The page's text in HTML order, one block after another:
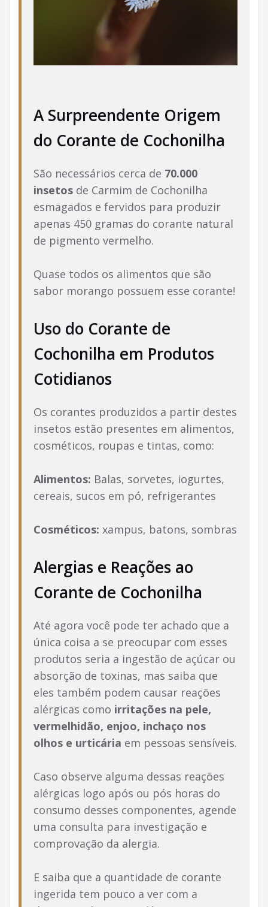
A Surpreendente Origem
do Corante de Cochonilha
São necessários cerca de 70.000
insetos de Carmim de Cochonilha
esmagados e fervidos para produzir
apenas 450 gramas do corante natural
de pigmento vermelho.
Quase todos os alimentos que são
sabor morango possuem esse corante!
Uso do Corante de
Cochonilha em Produtos
Cotidianos
Os corantes produzidos a partir destes
insetos estão presentes em alimentos,
cosméticos, roupas e tintas, como:
Alimentos: Balas, sorvetes, iogurtes,
cereais, sucos em pó, refrigerantes
Cosméticos: xampus, batons, sombras
Alergias e Reações ao
Corante de Cochonilha
Até agora você pode ter achado que a
única coisa a se preocupar com esses
produtos seria a ingestão de açúcar ou
absorção de toxinas, mas saiba que
eles também podem causar reações
alérgicas como irritações na pele,
vermelhidão, enjoo, inchaço nos
olhos e urticária em pessoas sensíveis.
Caso observe alguma dessas reações
alérgicas logo após ou pós horas do
consumo desses componentes, agende
uma consulta para investigação e
comprovação da alergia.
E saiba que a quantidade de corante
ingerida tem pouco a ver com a